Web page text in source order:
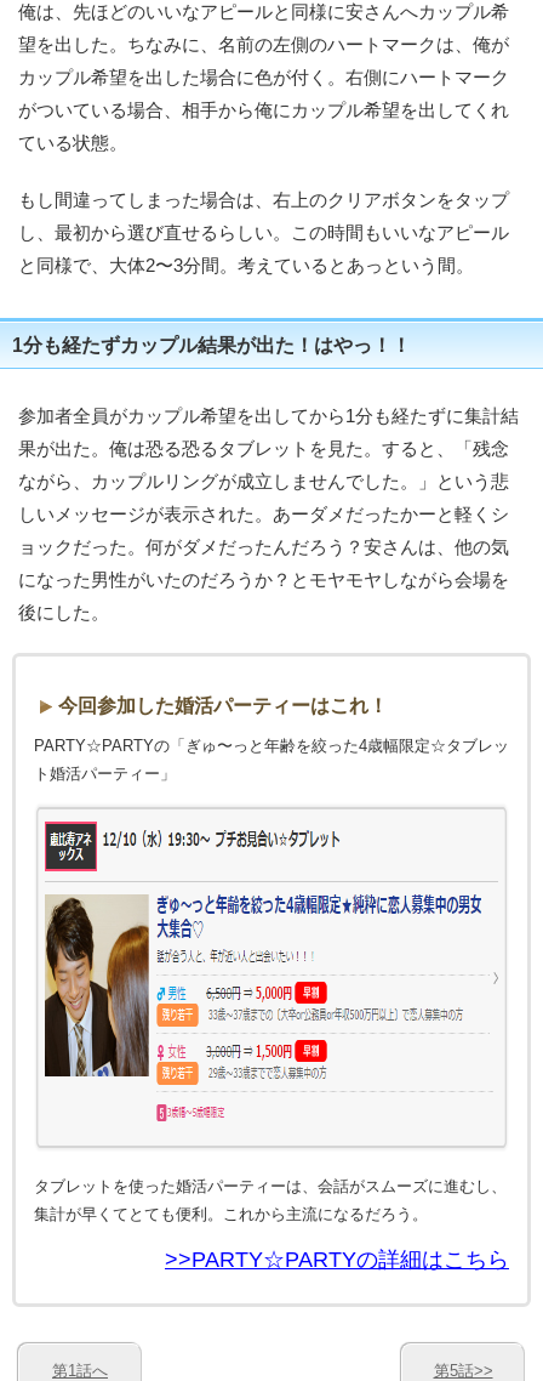
俺は、先ほどのいいなアピールと同様に安さんへカップル希
望を出した。ちなみに、名前の左側のハートマークは、俺が
カップル希望を出した場合に色が付く。右側にハートマーク
がついている場合、相手から俺にカップル希望を出してくれ
ている状態。
もし間違ってしまった場合は、右上のクリアボタンをタップ
し、最初から選び直せるらしい。この時間もいいなアピール
と同様で、大体2〜3分間。考えているとあっという間。
1分も経たずカップル結果が出た！はやっ！！
参加者全員がカップル希望を出してから1分も経たずに集計結
果が出た。俺は恐る恐るタブレットを見た。すると、「残念
ながら、カップルリングが成立しませんでした。」という悲
しいメッセージが表示された。あーダメだったかーと軽くシ
ョックだった。何がダメだったんだろう？安さんは、他の気
になった男性がいたのだろうか？とモヤモヤしながら会場を
後にした。
今回参加した婚活パーティーはこれ！
PARTY☆PARTYの「ぎゅ〜っと年齢を絞った4歳幅限定☆タブレッ
ト婚活パーティー」
タブレットを使った婚活パーティーは、会話がスムーズに進むし、
集計が早くてとても便利。これから主流になるだろう。
>>PARTY☆PARTYの詳細はこちら
第5話>>
第1話へ